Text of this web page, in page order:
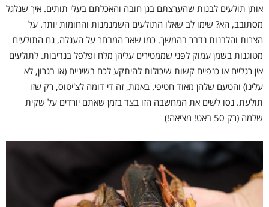
אותן תולעים לבנות שהערצתם בגן חובה והאכלתם בעלי תותים. איך שגלגל
מסתובב, הא? שימו לב שאלו התולעים השמנמנות והחומות יותר. על
הצרות והלבנות נדבר בהמשך. כמו שאר המבחר על העגלה, גם התולעים
מטוגנות בשמן עמוק לפני שממטירים עליהן מלח ופלפל בנדיבות. לתולעים
אין רגליים או כנפיים קשות שיכולות להיתקע לכם בשיניים (או בגרון, לא
עלינו) והטעם שלהן מאוד חטיפי. באמת, זה די דומה לצ'יטוס, רק שזו
תולעת. נסו לשים את המחשבה הזו בצד בזמן שאתם יורדים על שקית
שלמה (רק 50 באט! מציאה!)